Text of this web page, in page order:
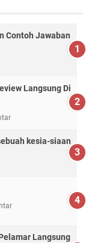
Contoh Jawaban
Langsung Di
kesia-siaan
Langsung